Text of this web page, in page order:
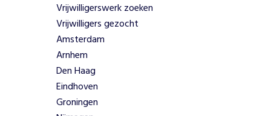
Vrijwilligerswerk zoeken
Vrijwilligers gezocht
Amsterdam
Arnhem
Den Haag
Eindhoven
Groningen